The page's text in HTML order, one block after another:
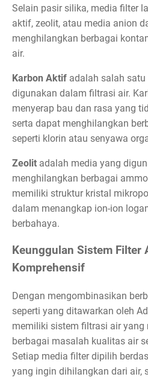
Selain pasir silika, media filter
aktif, zeolit, atau media anion
menghilangkan berbagai
air.
Karbon Aktif adalah salah
digunakan dalam filtrasi air.
menyerap bau dan rasa yang
serta dapat menghilangkan
seperti klorin atau senyawa
Zeolit adalah media yang
menghilangkan berbagai
memiliki struktur kristal
dalam menangkap ion-ion
berbahaya.
Keunggulan Sistem Filter
Komprehensif
Dengan mengombinasikan
seperti yang ditawarkan oleh
memiliki sistem filtrasi air yang
berbagai masalah kualitas air
Setiap media filter dipilih
yang ingin dihilangkan dari air,